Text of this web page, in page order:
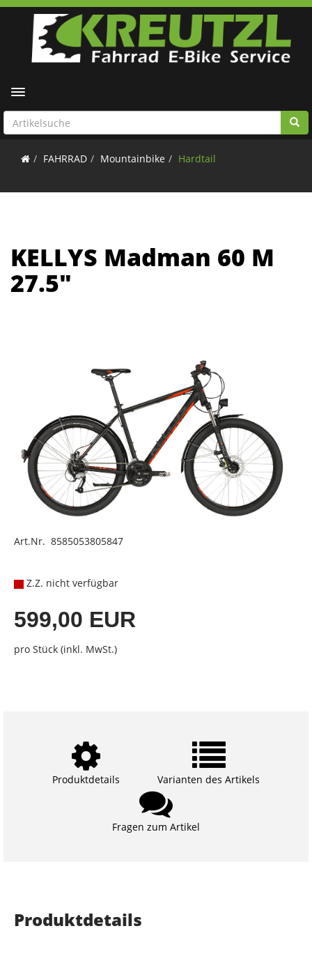
Toggle navigation
FAHRRAD Mountainbike Hardtail
KELLYS Madman 60 M
27.5"
Art.Nr. 8585053805847
Z.Z. nicht verfügbar
599,00 EUR
pro Stück (inkl. MwSt.)
Produktdetails Varianten des Artikels
Fragen zum Artikel
Produktdetails